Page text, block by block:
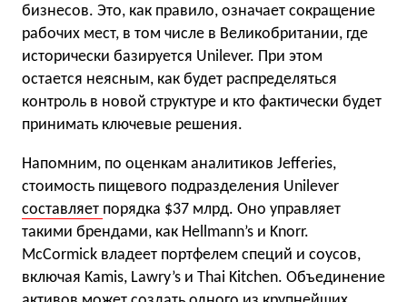
бизнесов. Это, как правило, означает сокращение
рабочих мест, в том числе в Великобритании, где
исторически базируется Unilever. При этом
остается неясным, как будет распределяться
контроль в новой структуре и кто фактически будет
принимать ключевые решения.
Напомним, по оценкам аналитиков Jefferies,
стоимость пищевого подразделения Unilever
составляет порядка $37 млрд. Оно управляет
такими брендами, как Hellmann’s и Knorr.
McCormick владеет портфелем специй и соусов,
включая Kamis, Lawry’s и Thai Kitchen. Объединение